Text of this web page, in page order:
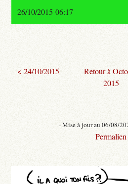
26/10/2015 06:17
< 24/10/2015
Retour à
2015
- Mise à jour au 06/08/
Permalien